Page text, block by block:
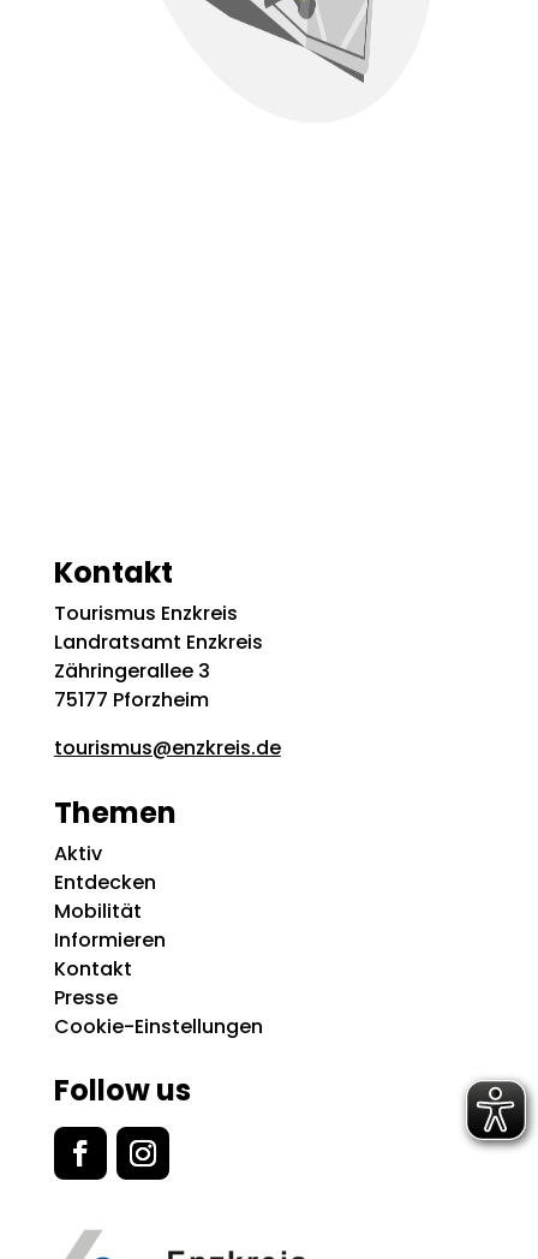
Kontakt
Tourismus Enzkreis
Landratsamt Enzkreis
Zähringerallee 3
75177 Pforzheim
tourismus@enzkreis.de
Themen
Aktiv
Entdecken
Mobilität
Informieren
Kontakt
Presse
Cookie-Einstellungen
Follow us